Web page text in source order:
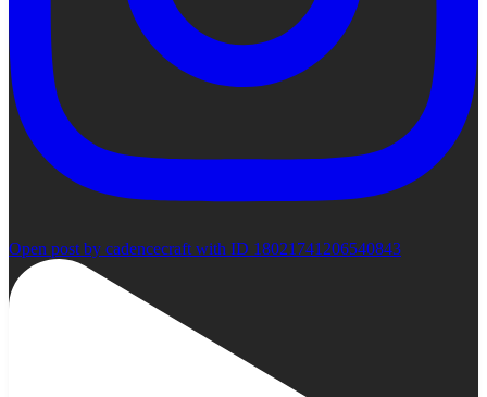
Open post by cadencecraft with ID 18021741206540843